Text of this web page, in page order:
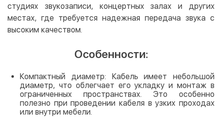
студиях звукозаписи, концертных залах и других
местах, где требуется надежная передача звука с
высоким качеством.
Особенности:
Компактный диаметр: Кабель имеет небольшой
диаметр, что облегчает его укладку и монтаж в
ограниченных пространствах. Это особенно
полезно при проведении кабеля в узких проходах
или внутри мебели.